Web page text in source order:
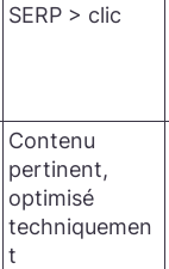
SERP > clic
Contenu
pertinent,
optimisé
techniquemen
t